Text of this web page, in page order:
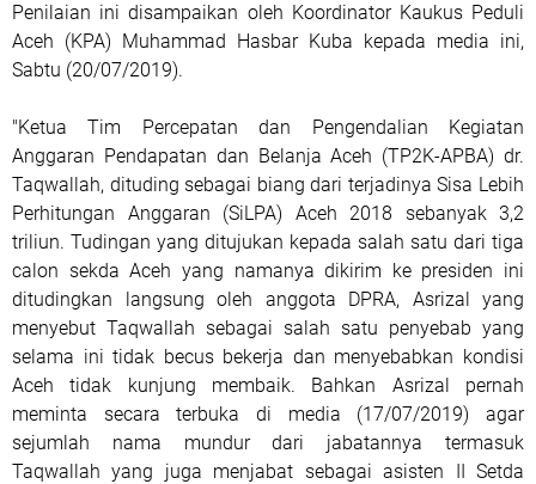
Penilaian ini disampaikan oleh Koordinator Kaukus Peduli
Aceh (KPA) Muhammad Hasbar Kuba kepada media ini,
Sabtu (20/07/2019).
"Ketua Tim Percepatan dan Pengendalian Kegiatan
Anggaran Pendapatan dan Belanja Aceh (TP2K-APBA) dr.
Taqwallah, dituding sebagai biang dari terjadinya Sisa Lebih
Perhitungan Anggaran (SiLPA) Aceh 2018 sebanyak 3,2
triliun. Tudingan yang ditujukan kepada salah satu dari tiga
calon sekda Aceh yang namanya dikirim ke presiden ini
ditudingkan langsung oleh anggota DPRA, Asrizal yang
menyebut Taqwallah sebagai salah satu penyebab yang
selama ini tidak becus bekerja dan menyebabkan kondisi
Aceh tidak kunjung membaik. Bahkan Asrizal pernah
meminta secara terbuka di media (17/07/2019) agar
sejumlah nama mundur dari jabatannya termasuk
Taqwallah yang juga menjabat sebagai asisten II Setda